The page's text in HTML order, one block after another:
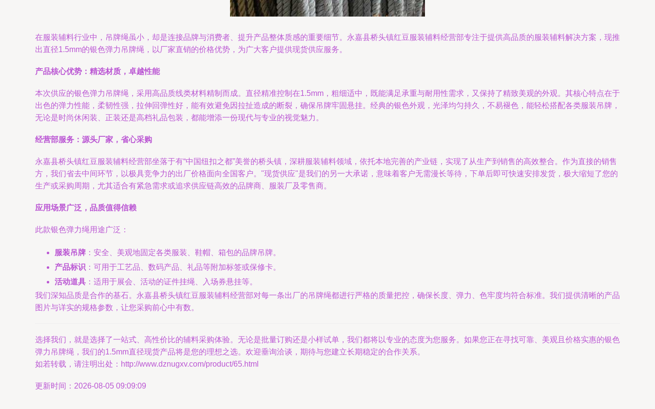
在服装辅料行业中，吊牌绳虽小，却是连接品牌与消费者、提升产品整体质感的重要细节。永嘉县桥头镇红豆服装辅料经营部专注于提供高品质的服装辅料解决方案，现推
出直径1.5mm的银色弹力吊牌绳，以厂家直销的价格优势，为广大客户提供现货供应服务。
产品核心优势：精选材质，卓越性能
本次供应的银色弹力吊牌绳，采用高品质线类材料精制而成。直径精准控制在1.5mm，粗细适中，既能满足承重与耐用性需求，又保持了精致美观的外观。其核心特点在于
出色的弹力性能，柔韧性强，拉伸回弹性好，能有效避免因拉扯造成的断裂，确保吊牌牢固悬挂。经典的银色外观，光泽均匀持久，不易褪色，能轻松搭配各类服装吊牌，
无论是时尚休闲装、正装还是高档礼品包装，都能增添一份现代与专业的视觉魅力。
经营部服务：源头厂家，省心采购
永嘉县桥头镇红豆服装辅料经营部坐落于有“中国纽扣之都”美誉的桥头镇，深耕服装辅料领域，依托本地完善的产业链，实现了从生产到销售的高效整合。作为直接的销售
方，我们省去中间环节，以极具竞争力的出厂价格面向全国客户。"现货供应"是我们的另一大承诺，意味着客户无需漫长等待，下单后即可快速安排发货，极大缩短了您的
生产或采购周期，尤其适合有紧急需求或追求供应链高效的品牌商、服装厂及零售商。
应用场景广泛，品质值得信赖
此款银色弹力绳用途广泛：
服装吊牌 ：安全、美观地固定各类服装、鞋帽、箱包的品牌吊牌。
产品标识 ：可用于工艺品、数码产品、礼品等附加标签或保修卡。
活动道具 ：适用于展会、活动的证件挂绳、入场券悬挂等。
我们深知品质是合作的基石。永嘉县桥头镇红豆服装辅料经营部对每一条出厂的吊牌绳都进行严格的质量把控，确保长度、弹力、色牢度均符合标准。我们提供清晰的产品
图片与详实的规格参数，让您采购前心中有数。
选择我们，就是选择了一站式、高性价比的辅料采购体验。无论是批量订购还是小样试单，我们都将以专业的态度为您服务。如果您正在寻找可靠、美观且价格实惠的银色
弹力吊牌绳，我们的1.5mm直径现货产品将是您的理想之选。欢迎垂询洽谈，期待与您建立长期稳定的合作关系。
如若转载，请注明出处：http://www.dznugxv.com/product/65.html
更新时间：2026-08-05 09:09:09